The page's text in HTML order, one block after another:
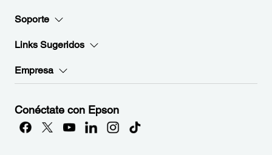
Soporte
Links Sugeridos
Empresa
Conéctate con Epson